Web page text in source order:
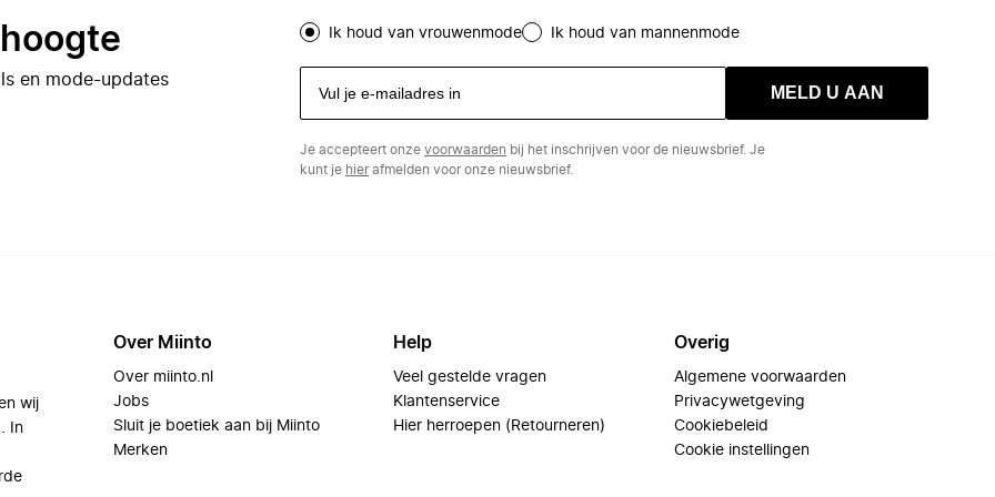
en mode-updates
Ik houd van vrouwenmode Ik houd van mannenmode
MELD U AAN
Je accepteert onze voorwaarden bij het inschrijven voor de nieuwsbrief. Je
kunt je hierafmelden voor onze nieuwsbrief.
wij
In
Over Miinto
Over miinto.nl
Jobs
Sluit je boetiek aan bij Miinto
Merken
Help
Veel gestelde vragen
Klantenservice
Hier herroepen (Retourneren)
Overig
Algemene voorwaarden
Privacywetgeving
Cookiebeleid
Cookie instellingen